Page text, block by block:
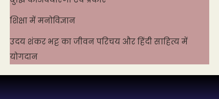
शिक्षा में मनोविज्ञान
उदय शंकर भट्ट का जीवन परिचय और हिंदी साहित्य में
योगदान